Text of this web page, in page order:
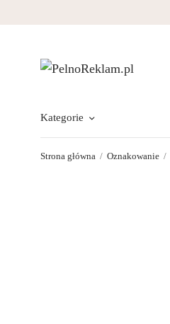
Kategorie
Strona główna / Oznakowanie /